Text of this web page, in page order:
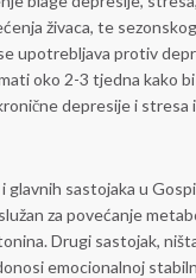
živaca, te
upotrebljava protiv
oko 2-3 tjedna kako
depresije i stresa
glavnih sastojaka u
za povećanje
Drugi sastojak,
emocionalnoj